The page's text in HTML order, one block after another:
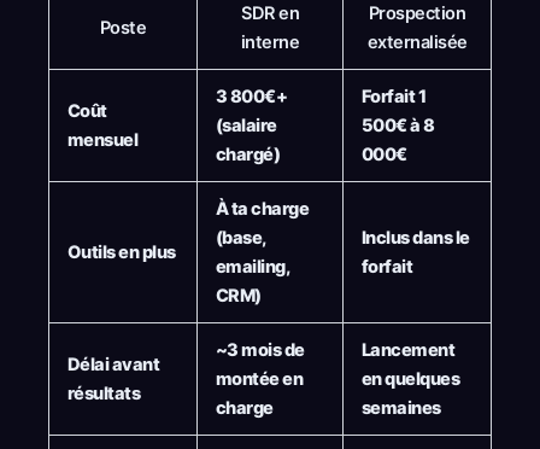
Poste
SDR en
interne
Prospection
externalisée
Coût
mensuel
3 800€+
(salaire
chargé)
Forfait 1
500€ à 8
000€
Outils en plus
À ta charge
(base,
emailing,
CRM)
Inclus dans le
forfait
Délai avant
résultats
~3 mois de
montée en
charge
Lancement
en quelques
semaines